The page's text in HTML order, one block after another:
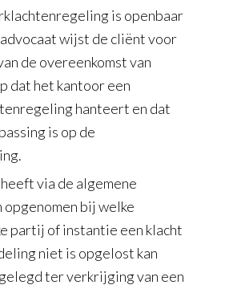
is openbaar
wijst de cliënt voor
de overeenkomst van
dat het kantoor een
hanteert en dat
is op de
via de algemene
bij welke
partij of instantie een klacht
niet is opgelost kan
ter verkrijging van een